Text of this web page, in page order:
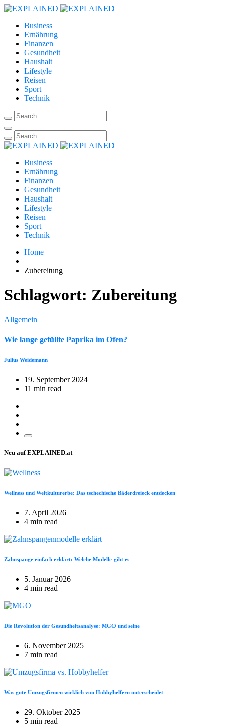
Business
Ernährung
Finanzen
Gesundheit
Haushalt
Lifestyle
Reisen
Sport
Technik
Business
Ernährung
Finanzen
Gesundheit
Haushalt
Lifestyle
Reisen
Sport
Technik
Home
Zubereitung
Schlagwort: Zubereitung
Allgemein
Wie lange gefüllte Paprika im Ofen?
Julius Weidemann
19. September 2024
11 min read
Neu auf EXPLAINED.at
Wellness und Weltkulturerbe: Das tschechische Bäderdreieck entdecken
7. April 2026
4 min read
Zahnspange einfach erklärt: Welche Modelle gibt es
5. Januar 2026
4 min read
Die Revolution der Gesundheitsanalyse: MGO und seine
6. November 2025
7 min read
Was gute Umzugsfirmen wirklich von Hobbyhelfern unterscheidet
29. Oktober 2025
5 min read